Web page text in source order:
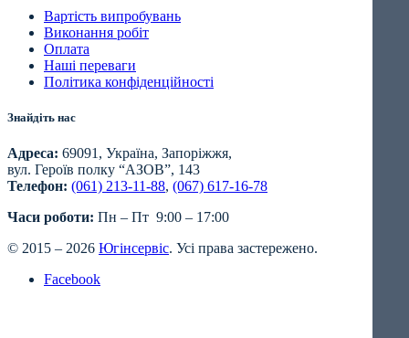
Вартість випробувань
Виконання робіт
Оплата
Наші переваги
Політика конфіденційності
Знайдіть нас
Адреса: 69091, Україна, Запоріжжя,
вул. Героїв полку “АЗОВ”, 143
Телефон: (061) 213-11-88, (067) 617-16-78
Часи роботи: Пн – Пт 9:00 – 17:00
© 2015 – 2026 Югінсервіс. Усі права застережено.
Facebook